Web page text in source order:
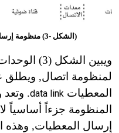
(الشكل -3) منظومة إرسال معطيات
ويبين الشكل
لمنظومة اتصال, ويطلق
المعطيات data link
.
المنظومة جزءاً
إِرسال المعطيات, وهذه